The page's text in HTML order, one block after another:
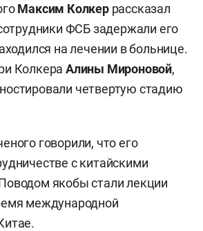
Максим Колкеррассказал
ФСБ задержали его
на лечении в больнице.
Колкера Алины Мироновой,
четвертую стадию
говорили, что его
с китайскими
якобы стали лекции
международной